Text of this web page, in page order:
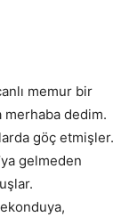
memur bir
merhaba dedim.
göç etmişler.
gelmeden